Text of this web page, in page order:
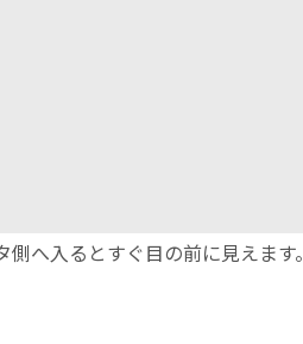
へ入るとすぐ目の前に見えます。